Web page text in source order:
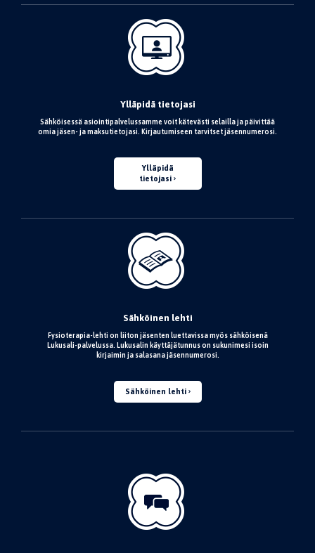
Ylläpidä tietojasi
Sähköisessä asiointipalvelussamme voit kätevästi selailla ja päivittää
omia jäsen- ja maksutietojasi. Kirjautumiseen tarvitset jäsennumerosi.
Ylläpidä
tietojasi
Sähköinen lehti
Fysioterapia-lehti on liiton jäsenten luettavissa myös sähköisenä
Lukusali-palvelussa. Lukusalin käyttäjätunnus on sukunimesi isoin
kirjaimin ja salasana jäsennumerosi.
Sähköinen lehti